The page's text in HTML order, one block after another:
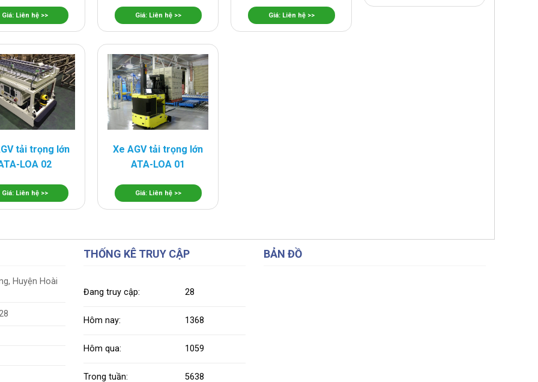
Giá: Liên hệ >> Giá: Liên hệ >> Giá: Liên hệ >>
tải trọng lớn
LOA 02
Giá: Liên hệ >>
Xe AGV tải trọng lớn
ATA-LOA 01
Giá: Liên hệ >>
Huyện Hoài
THỐNG KÊ TRUY CẬP
Đang truy cập: 28
Hôm nay: 1368
Hôm qua: 1059
Trong tuần: 5638
BẢN ĐỒ